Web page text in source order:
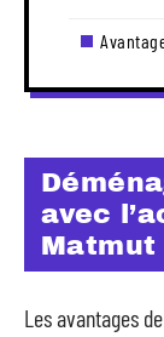
avec
Matmut
Les avantages de